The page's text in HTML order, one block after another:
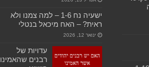
ישעיה נח 1-6 – למה צמנו ולא
ראית? – האח מיכאל בנטלי
ינואר 12, 2026
עדויות של
רבנים שהאמינו